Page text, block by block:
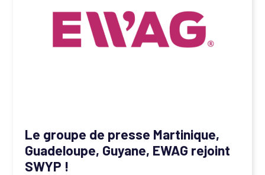
Le groupe de presse Martinique,
Guadeloupe, Guyane, EWAG rejoint
SWYP !